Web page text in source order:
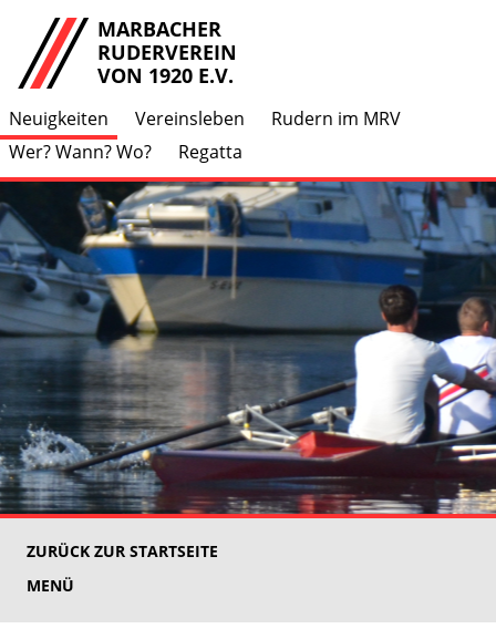
MARBACHER
RUDERVEREIN
VON 1920 E.V.
Neuigkeiten Vereinsleben
Rudern im MRV
Wer? Wann? Wo?
Regatta
ZURÜCK ZUR STARTSEITE
MENÜ